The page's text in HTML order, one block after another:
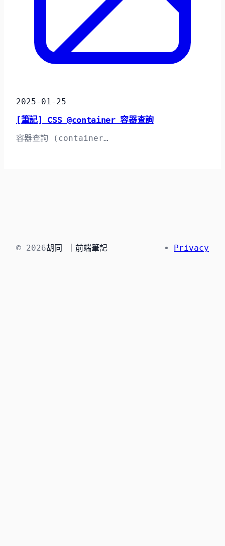
2025-01-25
[筆記] CSS @container 容器查詢
容器查詢 (container…
© 2026胡同 ｜前端筆記 Privacy